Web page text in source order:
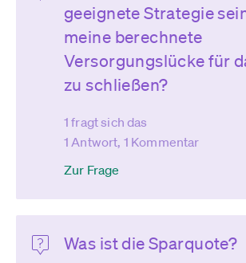
geeignete Strategie
meine berechnete
Versorgungslücke für
zu schließen?
1 fragt sich das
1 Antwort, 1 Kommentar
Zur Frage
Was ist die Sparquote?